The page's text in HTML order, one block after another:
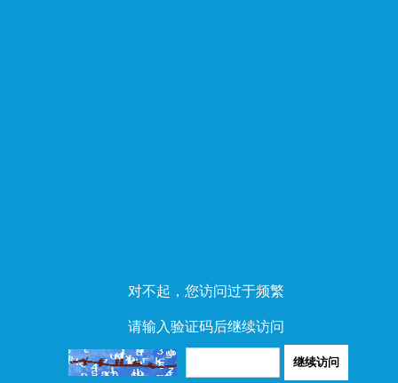
对不起，您访问过于频繁
请输入验证码后继续访问
继续访问